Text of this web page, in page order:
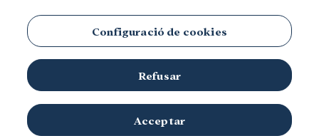
Configuració de cookies
Refusar
Acceptar